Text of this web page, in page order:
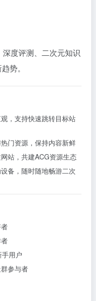
度评测、二次元知识
势。
，支持快速跳转目标站
门资源，保持内容新鲜
站，共建ACG资源生态
备，随时随地畅游二次
用户
参与者